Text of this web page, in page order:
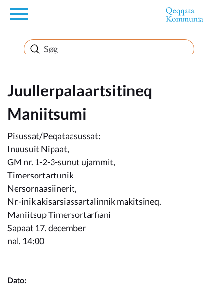
en
Borger
Erhverv
Politik
Turisme
Selvbetjening
Kommuneplan
Juullerpalaartsitineq
Maniitsumi
Pisussat/Peqataasussat:
Inuusuit Nipaat,
GM nr. 1-2-3-sunut ujammit,
Timersortartunik
Nersornaasiinerit,
Nr.-inik akisarsiassartalinnik makitsineq.
Maniitsup Timersortarfiani
Sapaat 17. december
nal. 14:00
Dato: